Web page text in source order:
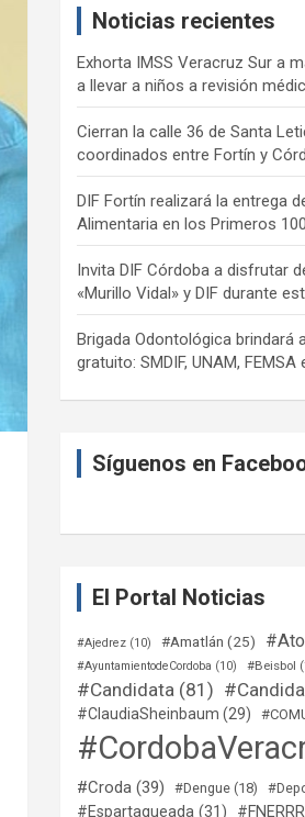
Noticias recientes
Exhorta IMSS Veracruz Sur a
a llevar a niños a revisión
Cierran la calle 36 de Santa
coordinados entre Fortín y
DIF Fortín realizará la entrega
Alimentaria en los Primeros
Invita DIF Córdoba a disfrutar
«Murillo Vidal» y DIF durante
Brigada Odontológica brindará
gratuito: SMDIF, UNAM, FEMSA
Síguenos en
El Portal Noticias
#Ajedrez (10) #Amatlán (25)
#AyuntamientodeCordoba (10) #Beisbol
#Candidata (81)
#ClaudiaSheinbaum (29)
#Croda (39) #Dengue (18)
#Espartaqueada (31) #FNERRR